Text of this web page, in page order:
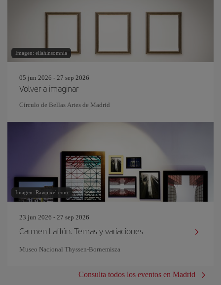
Imagen: eliahinsomnia
05 jun 2026 - 27 sep 2026
Volver a imaginar
Círculo de Bellas Artes de Madrid
Imagen: Rawpixel.com
23 jun 2026 - 27 sep 2026
Carmen Laffón. Temas y variaciones
Museo Nacional Thyssen-Bornemisza
Consulta todos los eventos en Madrid